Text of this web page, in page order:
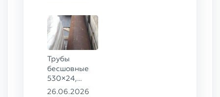
78, ст. 20,
68×8, 83×6,
89×10, 83×8
ст. 09Г2С
Трубы
бесшовные
530×24,
273×40 ГОСТ
26.06.2026